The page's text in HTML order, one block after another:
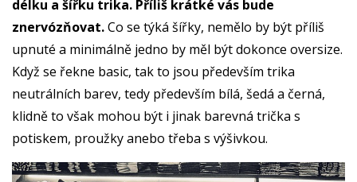
délku a šířku trika. Příliš krátké vás bude
znervózňovat.Co se týká šířky, nemělo by být příliš
upnuté a minimálně jedno by měl být dokonce oversize.
Když se řekne basic, tak to jsou především trika
neutrálních barev, tedy především bílá, šedá a černá,
klidně to však mohou být i jinak barevná trička s
potiskem, proužky anebo třeba s výšivkou.